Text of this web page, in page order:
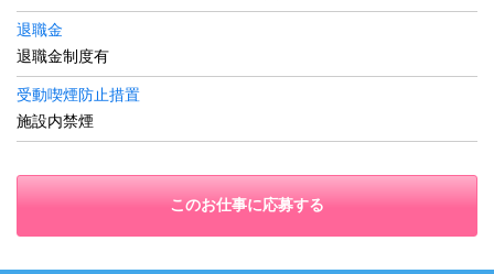
退職金
退職金制度有
受動喫煙防止措置
施設内禁煙
このお仕事に応募する